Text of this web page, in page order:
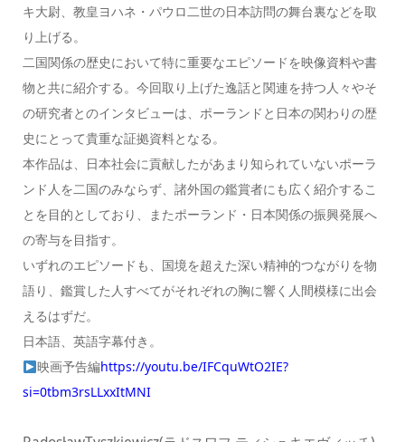
キ大尉、教皇ヨハネ・パウロ二世の日本訪問の舞台裏などを取
り上げる。
二国関係の歴史において特に重要なエピソードを映像資料や書
物と共に紹介する。今回取り上げた逸話と関連を持つ人々やそ
の研究者とのインタビューは、ポーランドと日本の関わりの歴
史にとって貴重な証拠資料となる。
本作品は、日本社会に貢献したがあまり知られていないポーラ
ンド人を二国のみならず、諸外国の鑑賞者にも広く紹介するこ
とを目的としており、またポーランド・日本関係の振興発展へ
の寄与を目指す。
いずれのエピソードも、国境を超えた深い精神的つながりを物
語り、鑑賞した人すべてがそれぞれの胸に響く人間模様に出会
えるはずだ。
日本語、英語字幕付き。
映画予告編https://youtu.be/IFCquWtO2IE?
si=0tbm3rsLLxxItMNI